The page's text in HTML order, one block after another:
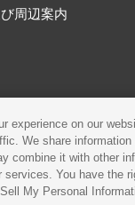
周辺案内
ご利用規約
experience on our
We share
combine it with other
You have the
My Personal